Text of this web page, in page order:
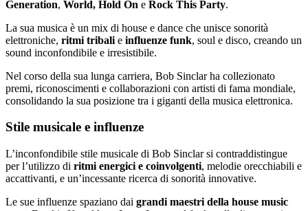
Generation, World, Hold On e Rock This Party.
La sua musica è un mix di house e dance che unisce sonorità
elettroniche, ritmi tribali e influenze funk, soul e disco, creando un
sound inconfondibile e irresistibile.
Nel corso della sua lunga carriera, Bob Sinclar ha collezionato
premi, riconoscimenti e collaborazioni con artisti di fama mondiale,
consolidando la sua posizione tra i giganti della musica elettronica.
Stile musicale e influenze
L’inconfondibile stile musicale di Bob Sinclar si contraddistingue
per l’utilizzo di ritmi energici e coinvolgenti, melodie orecchiabili e
accattivanti, e un’incessante ricerca di sonorità innovative.
Le sue influenze spaziano dai grandi maestri della house music